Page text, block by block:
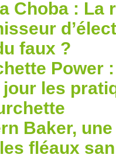
Choba : La
faux ?
Power
les
Baker,
fléaux